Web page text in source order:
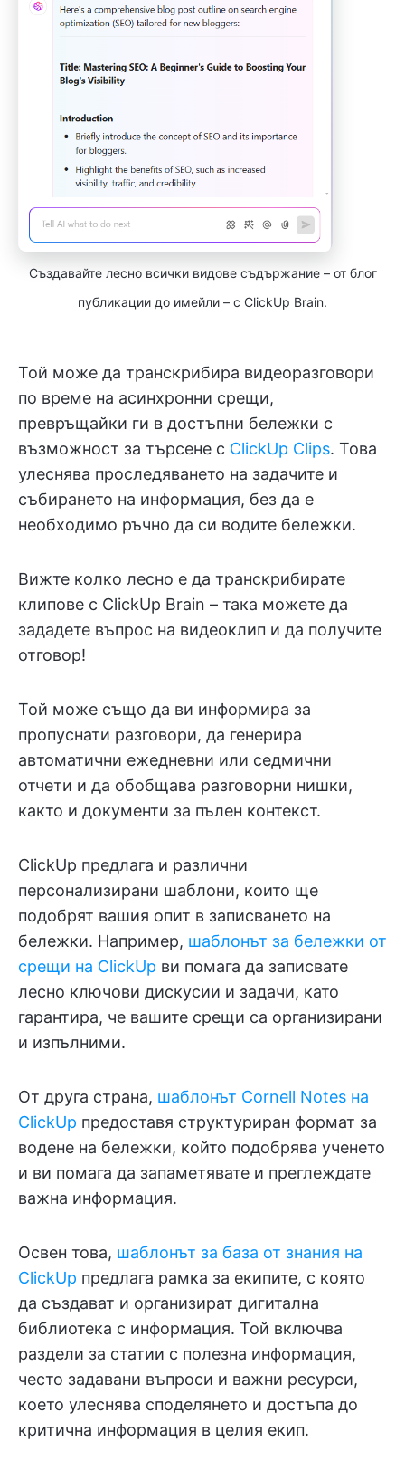
Създавайте лесно всички видове съдържание – от блог
публикации до имейли – с ClickUp Brain.
Той може да транскрибира видеоразговори
по време на асинхронни срещи,
превръщайки ги в достъпни бележки с
възможност за търсене с ClickUp Clips. Това
улеснява проследяването на задачите и
събирането на информация, без да е
необходимо ръчно да си водите бележки.
Вижте колко лесно е да транскрибирате
клипове с ClickUp Brain – така можете да
зададете въпрос на видеоклип и да получите
отговор!
Той може също да ви информира за
пропуснати разговори, да генерира
автоматични ежедневни или седмични
отчети и да обобщава разговорни нишки,
както и документи за пълен контекст.
ClickUp предлага и различни
персонализирани шаблони, които ще
подобрят вашия опит в записването на
бележки. Например, шаблонът за бележки от
срещи на ClickUp ви помага да записвате
лесно ключови дискусии и задачи, като
гарантира, че вашите срещи са организирани
и изпълними.
От друга страна, шаблонът Cornell Notes на
ClickUp предоставя структуриран формат за
водене на бележки, който подобрява ученето
и ви помага да запаметявате и преглеждате
важна информация.
Освен това, шаблонът за база от знания на
ClickUp предлага рамка за екипите, с която
да създават и организират дигитална
библиотека с информация. Той включва
раздели за статии с полезна информация,
често задавани въпроси и важни ресурси,
което улеснява споделянето и достъпа до
критична информация в целия екип.